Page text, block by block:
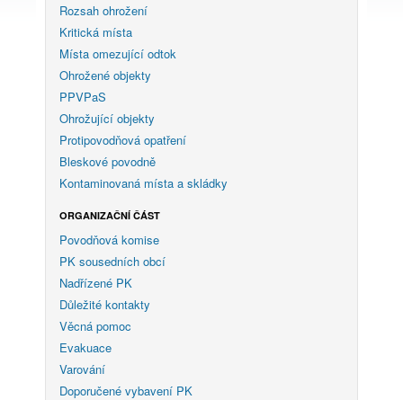
Rozsah ohrožení
Kritická místa
Místa omezující odtok
Ohrožené objekty
PPVPaS
Ohrožující objekty
Protipovodňová opatření
Bleskové povodně
Kontaminovaná místa a skládky
ORGANIZAČNÍ ČÁST
Povodňová komise
PK sousedních obcí
Nadřízené PK
Důležité kontakty
Věcná pomoc
Evakuace
Varování
Doporučené vybavení PK